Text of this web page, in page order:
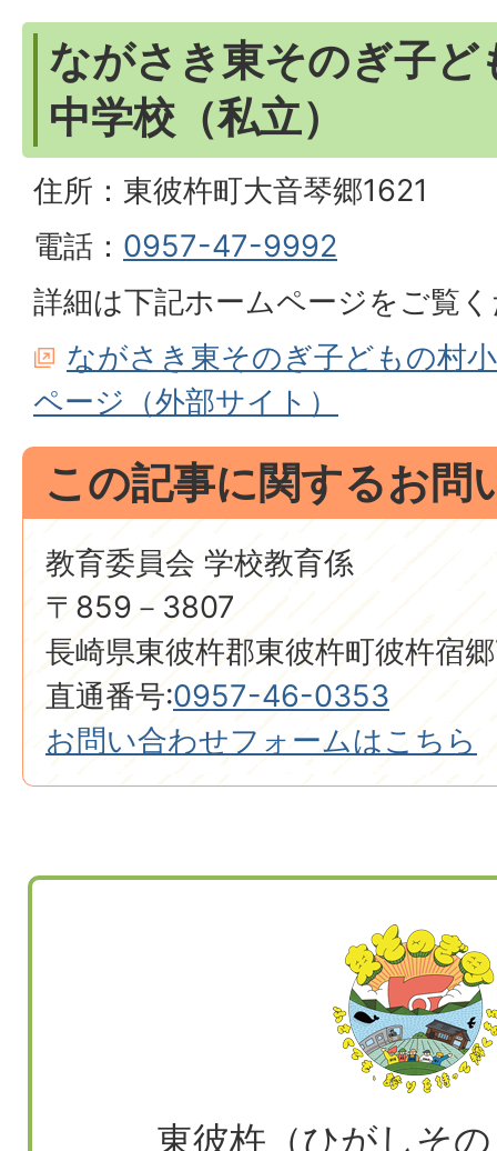
ながさき東そのぎ子ど
中学校（私立）
住所：東彼杵町大音琴郷1621
電話： 0957-47-9992
詳細は下記ホームページをご覧
ながさき東そのぎ子どもの村
ページ（外部サイト）
この記事に関するお問
教育委員会 学校教育係
〒859－3807
長崎県東彼杵郡東彼杵町彼杵宿
直通番号:0957-46-0353
お問い合わせフォームはこちら
東彼杵（ひがしそ